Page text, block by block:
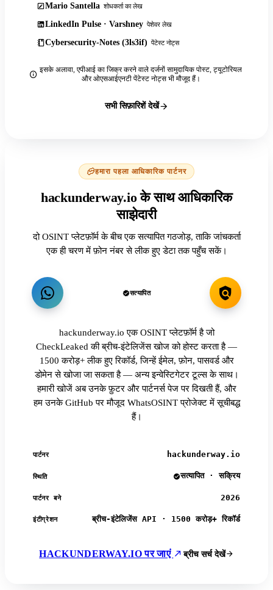
Mario Santella शोधकर्ता का लेख
LinkedIn Pulse · Varshney पेशेवर लेख
Cybersecurity-Notes (3ls3if) पेंटेस्ट नोट्स
इसके अलावा, एपीआई का जिक्र करने वाले दर्जनों सामुदायिक पोस्ट, ट्यूटोरियल
और ओएसआईएनटी पेंटेस्ट नोट्स भी मौजूद हैं।
सभी सिफ़ारिशें देखें
हमारा पहला आधिकारिक पार्टनर
hackunderway.io के साथ आधिकारिक
साझेदारी
दो OSINT प्लेटफ़ॉर्म के बीच एक सत्यापित गठजोड़, ताकि जांचकर्ता
एक ही चरण में फ़ोन नंबर से लीक हुए डेटा तक पहुँच सकें।
सत्यापित
hackunderway.io एक OSINT प्लेटफ़ॉर्म है जो
CheckLeaked की ब्रीच-इंटेलिजेंस खोज को होस्ट करता है —
1500 करोड़+ लीक हुए रिकॉर्ड, जिन्हें ईमेल, फ़ोन, पासवर्ड और
डोमेन से खोजा जा सकता है — अन्य इन्वेस्टिगेटर टूल्स के साथ।
हमारी खोजें अब उनके फ़ुटर और पार्टनर्स पेज पर दिखती हैं, और
हम उनके GitHub पर मौजूद WhatsOSINT प्रोजेक्ट में सूचीबद्ध
हैं।
पार्टनर hackunderway.io
स्थिति सत्यापित · सक्रिय
पार्टनर बने 2026
इंटीग्रेशन ब्रीच-इंटेलिजेंस API · 1500 करोड़+ रिकॉर्ड
HACKUNDERWAY.IO पर जाएं ब्रीच सर्च देखें